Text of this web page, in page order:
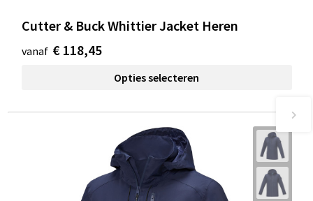
Cutter & Buck Whittier Jacket Heren
vanaf € 118,45
Opties selecteren